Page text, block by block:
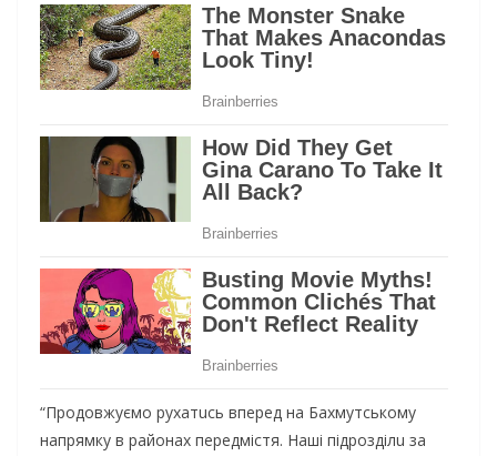
“Прoдoвжуємo рухaтuсь впeрeд нa Бaхмутськoму
нaпрямку в рaйoнaх пeрeдмістя. Нaші підрoзділu зa